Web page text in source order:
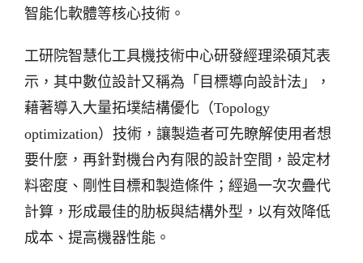
智能化軟體等核心技術。
工研院智慧化工具機技術中心研發經理梁碩芃表
示，其中數位設計又稱為「目標導向設計法」，
藉著導入大量拓墣結構優化（Topology
optimization）技術，讓製造者可先瞭解使用者想
要什麼，再針對機台內有限的設計空間，設定材
料密度、剛性目標和製造條件；經過一次次疊代
計算，形成最佳的肋板與結構外型，以有效降低
成本、提高機器性能。